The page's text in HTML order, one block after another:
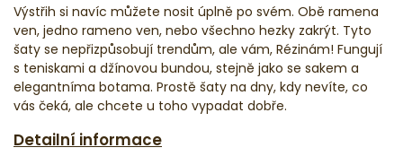
Výstřih si navíc můžete nosit úplně po svém. Obě ramena
ven, jedno rameno ven, nebo všechno hezky zakrýt. Tyto
šaty se nepřizpůsobují trendům, ale vám, Rézinám! Fungují
s teniskami a džínovou bundou, stejně jako se sakem a
elegantníma botama. Prostě šaty na dny, kdy nevíte, co
vás čeká, ale chcete u toho vypadat dobře.
Detailní informace